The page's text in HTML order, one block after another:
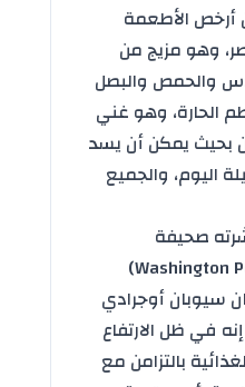
أرخص الأطعمة
وهو مزيج من
والحمص والبصل
الحارة، وهو غني
بحيث يمكن أن يسد
والجميع
صحيفة
"واشنطن بوست" (Washington Post)
سيوبان أوجرادي
في ظل الارتفاع
بالتزامن مع